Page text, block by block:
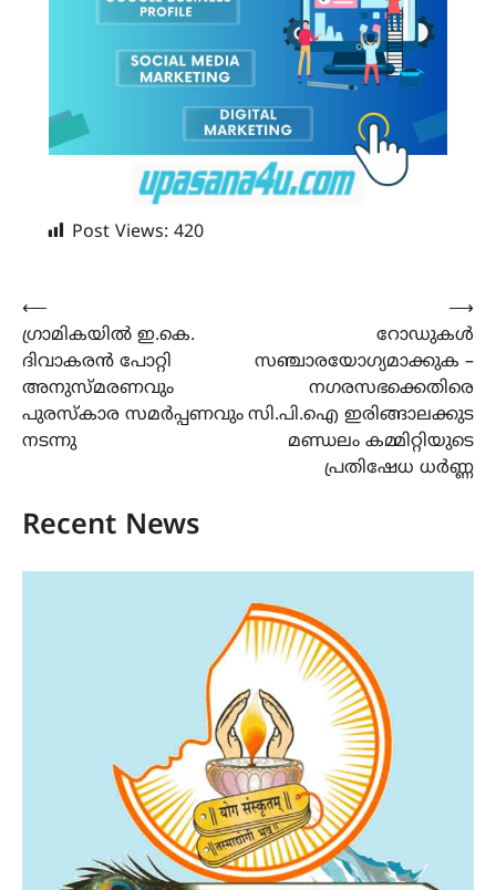
Post Views: 420
Post
navigation
⟵
ഗ്രാമികയിൽ ഇ.കെ.
ദിവാകരൻ പോറ്റി
അനുസ്മരണവും
പുരസ്കാര സമർപ്പണവും
നടന്നു
റോഡുകൾ
സഞ്ചാരയോഗ്യമാക്കുക –
നഗരസഭക്കെതിരെ
സി.പി.ഐ ഇരിങ്ങാലക്കുട
മണ്ഡലം കമ്മിറ്റിയുടെ
പ്രതിഷേധ ധർണ്ണ
⟶
Recent News